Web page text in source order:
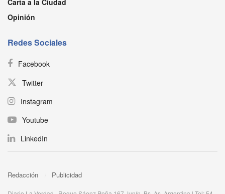
Carta a la Ciudad
Opinión
Redes Sociales
Facebook
Twitter
Instagram
Youtube
LinkedIn
Redacción Publicidad